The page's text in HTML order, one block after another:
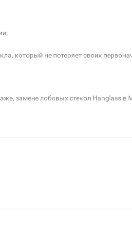
который не потеряет своих
замене лобовых стекол Hanglass